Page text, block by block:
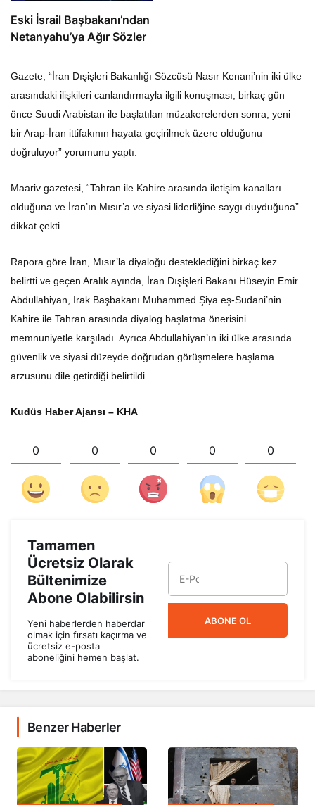
Eski İsrail Başbakanı’ndan
Netanyahu’ya Ağır Sözler
Gazete, “İran Dışişleri Bakanlığı Sözcüsü Nasır Kenani’nin iki ülke
arasındaki ilişkileri canlandırmayla ilgili konuşması, birkaç gün
önce Suudi Arabistan ile başlatılan müzakerelerden sonra, yeni
bir Arap-İran ittifakının hayata geçirilmek üzere olduğunu
doğruluyor” yorumunu yaptı.
Maariv gazetesi, “Tahran ile Kahire arasında iletişim kanalları
olduğuna ve İran’ın Mısır’a ve siyasi liderliğine saygı duyduğuna”
dikkat çekti.
Rapora göre İran, Mısır’la diyaloğu desteklediğini birkaç kez
belirtti ve geçen Aralık ayında, İran Dışişleri Bakanı Hüseyin Emir
Abdullahiyan, Irak Başbakanı Muhammed Şiya eş-Sudani’nin
Kahire ile Tahran arasında diyalog başlatma önerisini
memnuniyetle karşıladı. Ayrıca Abdullahiyan’ın iki ülke arasında
güvenlik ve siyasi düzeyde doğrudan görüşmelere başlama
arzusunu dile getirdiği belirtildi.
Kudüs Haber Ajansı – KHA
0 0 0 0 0
Tamamen
Ücretsiz Olarak
Bültenimize
Abone Olabilirsin
Yeni haberlerden haberdar
olmak için fırsatı kaçırma ve
ücretsiz e-posta
aboneliğini hemen başlat.
ABONE OL
Benzer Haberler